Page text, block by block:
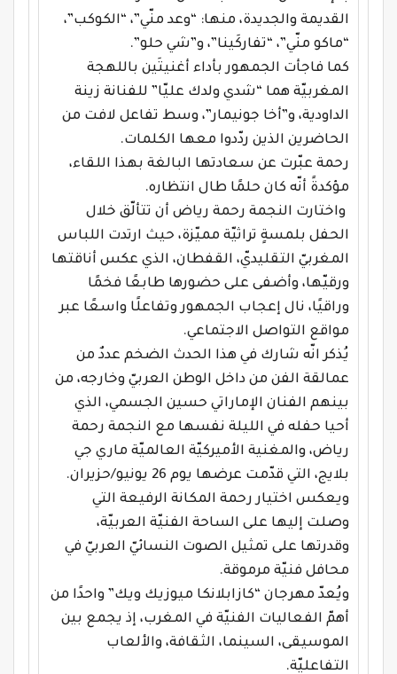
القديمة والجديدة، منها: “وعد منّي”، “الكوكب”،
“ماكو منّي”، “تفاركَينا”، و”شي حلو”.
كما فاجأت الجمهور بأداء أغنيتَين باللهجة
المغربيّة هما “شدي ولدك عليّا” للفنانة زينة
الداودية، و”أخا جونيمار”، وسط تفاعل لافت من
الحاضرين الذين ردّدوا معها الكلمات.
رحمة عبّرت عن سعادتها البالغة بهذا اللقاء،
مؤكدةً أنّه كان حلمًا طال انتظاره.
واختارت النجمة رحمة رياض أن تتألّق خلال
الحفل بلمسةٍ تراثيّة مميّزة، حيث ارتدت اللباس
المغربيّ التقليديّ، القفطان، الذي عكس أناقتها
ورقيّها، وأضفى على حضورها طابعًا فخمًا
وراقيًا، نال إعجاب الجمهور وتفاعلًا واسعًا عبر
مواقع التواصل الاجتماعي.
يُذكر انّه شارك في هذا الحدث الضخم عددٌ من
عمالقة الفن من داخل الوطن العربيّ وخارجه، من
بينهم الفنان الإماراتي حسين الجسمي، الذي
أحيا حفله في الليلة نفسها مع النجمة رحمة
رياض، والمغنية الأميركيّة العالميّة ماري جي
بلايج، التي قدّمت عرضها يوم 26 يونيو/حزيران
.
ويعكس اختيار رحمة المكانة الرفيعة التي
وصلت إليها على الساحة الفنيّة العربيّة،
وقدرتها على تمثيل الصوت النسائيّ العربيّ في
محافل فنيّة مرموقة.
ويُعدّ مهرجان “كازابلانكا ميوزيك ويك” واحدًا من
أهمّ الفعاليات الفنيّة في المغرب، إذ يجمع بين
الموسيقى، السينما، الثقافة، والألعاب
التفاعليّة.